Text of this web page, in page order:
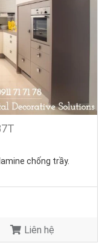
miễn phí
sinh sau thi công
đáo, tận tình
chống trầy.
Liên hệ